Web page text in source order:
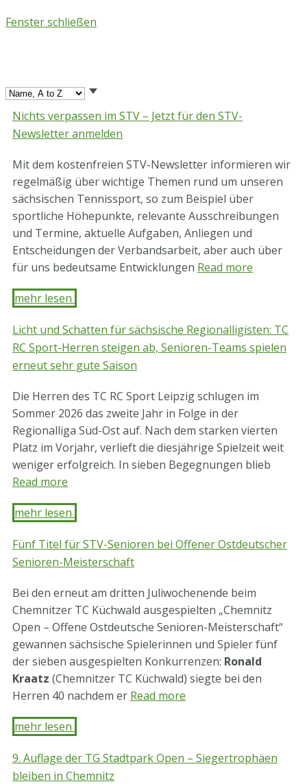
Skip
Fenster schließen
Nichts verpassen im STV – Jetzt für den STV-
Newsletter anmelden
Mit dem kostenfreien STV-Newsletter informieren wir
regelmäßig über wichtige Themen rund um unseren
sächsischen Tennissport, so zum Beispiel über
sportliche Höhepunkte, relevante Ausschreibungen
und Termine, aktuelle Aufgaben, Anliegen und
Entscheidungen der Verbandsarbeit, aber auch über
für uns bedeutsame Entwicklungen Read more
mehr lesen ​
Licht und Schatten für sächsische Regionalligisten: TC
RC Sport-Herren steigen ab, Senioren-Teams spielen
erneut sehr gute Saison
Die Herren des TC RC Sport Leipzig schlugen im
Sommer 2026 das zweite Jahr in Folge in der
Regionalliga Süd-Ost auf. Nach dem starken vierten
Platz im Vorjahr, verlieft die diesjährige Spielzeit weit
weniger erfolgreich. In sieben Begegnungen blieb
Read more
mehr lesen ​
Fünf Titel für STV-Senioren bei Offener Ostdeutscher
Senioren-Meisterschaft
Bei den erneut am dritten Juliwochenende beim
Chemnitzer TC Küchwald ausgespielten „Chemnitz
Open – Offene Ostdeutsche Senioren-Meisterschaft“
gewannen sächsische Spielerinnen und Spieler fünf
der sieben ausgespielten Konkurrenzen: Ronald
Kraatz (Chemnitzer TC Küchwald) siegte bei den
Herren 40 nachdem er Read more
mehr lesen ​
9. Auflage der TG Stadtpark Open – Siegertrophäen
bleiben in Chemnitz